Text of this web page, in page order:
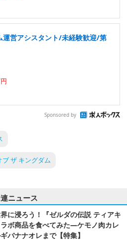
運営アシスタント/未経験歓迎/第
Sponsored by
ザ キングダム
ニュース
に浸ろう！『ゼルダの伝説 ティアキ
ボ商品を食べてみた―ケモノ肉カレ
バナナオレまで【特集】